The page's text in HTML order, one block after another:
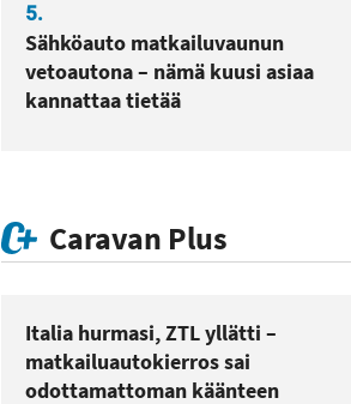
5.
Sähköauto matkailuvaunun
vetoautona – nämä kuusi asiaa
kannattaa tietää
Caravan Plus
Italia hurmasi, ZTL yllätti –
matkailuautokierros sai
odottamattoman käänteen